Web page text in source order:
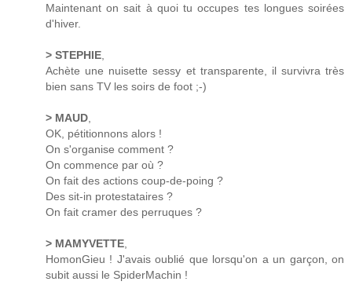
Maintenant on sait à quoi tu occupes tes longues soirées
d'hiver.
> STEPHIE,
Achète une nuisette sessy et transparente, il survivra très
bien sans TV les soirs de foot ;-)
> MAUD,
OK, pétitionnons alors !
On s'organise comment ?
On commence par où ?
On fait des actions coup-de-poing ?
Des sit-in protestataires ?
On fait cramer des perruques ?
> MAMYVETTE,
HomonGieu ! J'avais oublié que lorsqu'on a un garçon, on
subit aussi le SpiderMachin !